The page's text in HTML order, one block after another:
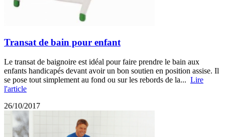
Transat de bain pour enfant
Le transat de baignoire est idéal pour faire prendre le bain aux
enfants handicapés devant avoir un bon soutien en position assise. Il
se pose tout simplement au fond ou sur les rebords de la... Lire
l'article
26/10/2017